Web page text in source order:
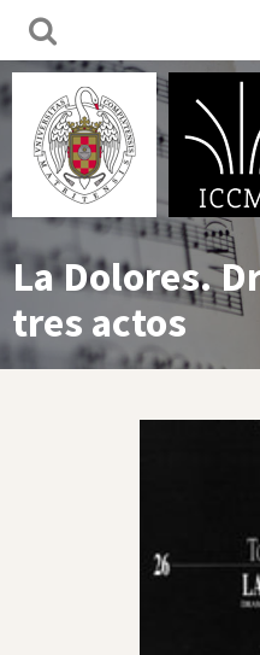
La Dolores.
tres actos